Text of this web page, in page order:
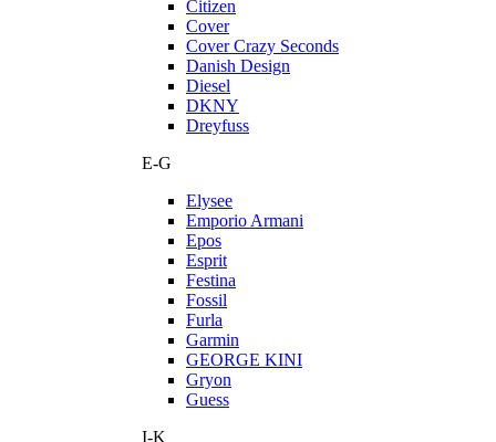
Citizen
Cover
Cover Crazy Seconds
Danish Design
Diesel
DKNY
Dreyfuss
E-G
Elysee
Emporio Armani
Epos
Esprit
Festina
Fossil
Furla
Garmin
GEORGE KINI
Gryon
Guess
I-K